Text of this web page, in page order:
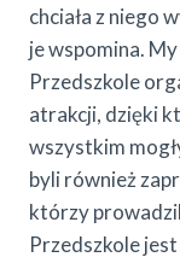
chciała z niego
je wspomina.
Przedszkole
atrakcji, dzięki
wszystkim
byli również
którzy
Przedszkole